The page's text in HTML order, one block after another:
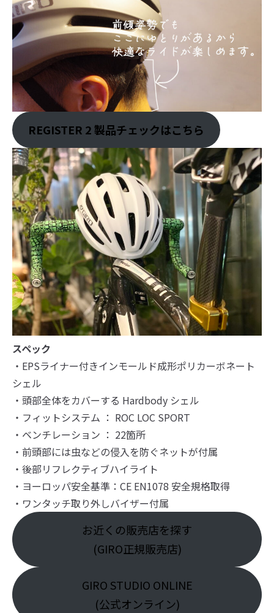
REGISTER 2 製品チェックはこちら
スペック
・EPSライナー付きインモールド成形ポリカーボネート
シェル
・頭部全体をカバーする Hardbody シェル
・フィットシステム ： ROC LOC SPORT
・ベンチレーション ： 22箇所
・前頭部には虫などの侵入を防ぐネットが付属
・後部リフレクティブハイライト
・ヨーロッパ安全基準：CE EN1078 安全規格取得
・ワンタッチ取り外しバイザー付属
お近くの販売店を探す
(GIRO正規販売店)
GIRO STUDIO ONLINE
(公式オンライン)